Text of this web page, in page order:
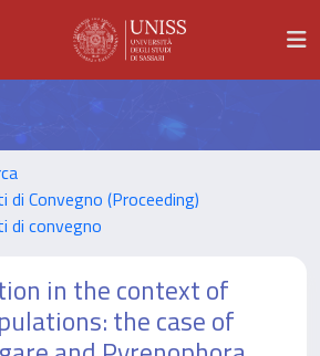
Convegno (Proceeding)
di convegno
in the context of
the case of